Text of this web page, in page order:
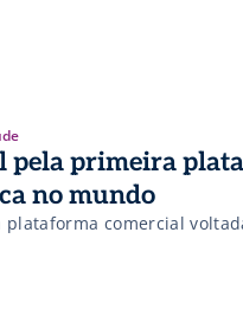
pela primeira
no mundo
plataforma comercial